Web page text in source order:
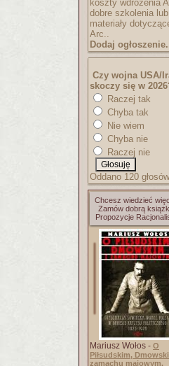
koszty wdrożenia AI
dobre szkolenia lub
materiały
Arc..
Dodaj
Czy wojna USA/
skoczy się w
Raczej tak
Chyba tak
Nie wiem
Chyba nie
Raczej nie
Oddano 120
Chcesz wiedzieć
Zamów dobrą
Propozycje
Mariusz Wołos - O
Piłsudskim,
zamachu majowym.